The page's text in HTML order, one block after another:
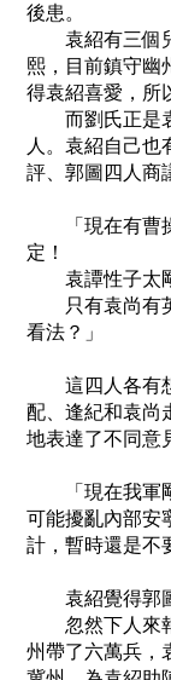
後患。
袁紹有三個兒
熙，目前鎮守幽
得袁紹喜愛，所
而劉氏正是袁
人。袁紹自己也
評、郭圖四人商
「現在有曹操
定！
袁譚性子太剛
只有袁尚有英
看法？」
這四人各有想
配、逢紀和袁尚
地表達了不同意
「現在我軍剛
可能擾亂內部安
計，暫時還是不
袁紹覺得郭圖
忽然下人來報
州帶了六萬兵，